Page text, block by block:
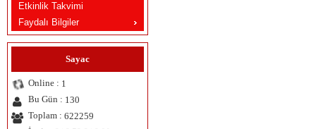
Etkinlik Takvimi
Faydalı Bilgiler
Sayac
Online : 1
Bu Gün : 130
Toplam : 622259